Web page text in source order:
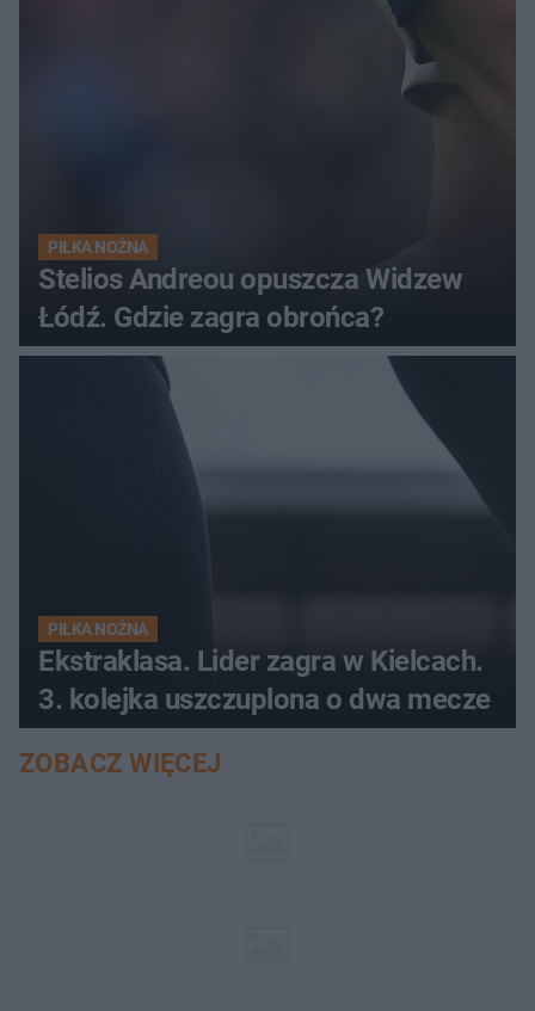
PIŁKA NOŻNA
Stelios Andreou opuszcza Widzew
Łódź. Gdzie zagra obrońca?
PIŁKA NOŻNA
Ekstraklasa. Lider zagra w Kielcach.
3. kolejka uszczuplona o dwa mecze
ZOBACZ WIĘCEJ